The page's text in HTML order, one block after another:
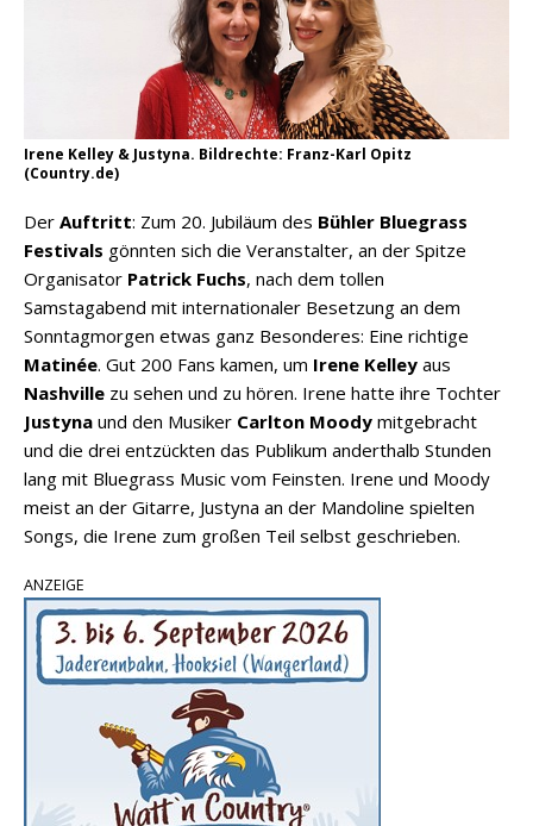
Irene Kelley & Justyna. Bildrechte: Franz-Karl Opitz
(Country.de)
Der Auftritt: Zum 20. Jubiläum des Bühler Bluegrass
Festivals gönnten sich die Veranstalter, an der Spitze
Organisator Patrick Fuchs, nach dem tollen
Samstagabend mit internationaler Besetzung an dem
Sonntagmorgen etwas ganz Besonderes: Eine richtige
Matinée. Gut 200 Fans kamen, um Irene Kelley aus
Nashville zu sehen und zu hören. Irene hatte ihre Tochter
Justyna und den Musiker Carlton Moody mitgebracht
und die drei entzückten das Publikum anderthalb Stunden
lang mit Bluegrass Music vom Feinsten. Irene und Moody
meist an der Gitarre, Justyna an der Mandoline spielten
Songs, die Irene zum großen Teil selbst geschrieben.
ANZEIGE